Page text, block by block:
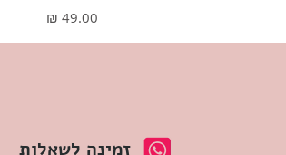
מחיר
זמינה לשאלות